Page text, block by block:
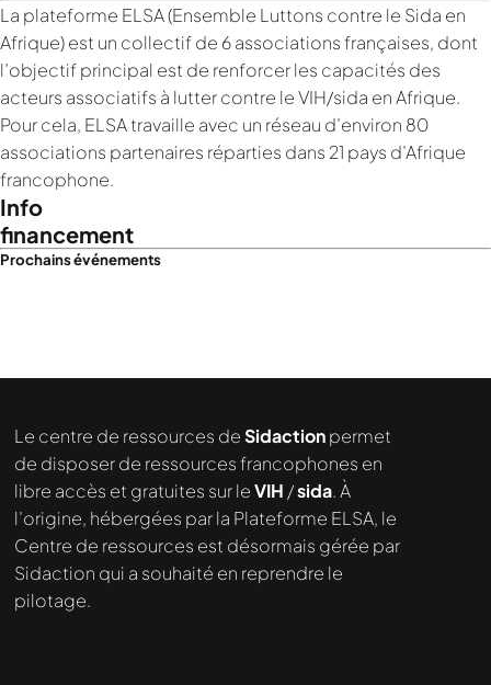
La plateforme ELSA (Ensemble Luttons contre le Sida en
Afrique) est un collectif de 6 associations françaises, dont
l’objectif principal est de renforcer les capacités des
acteurs associatifs à lutter contre le VIH/sida en Afrique.
Pour cela, ELSA travaille avec un réseau d’environ 80
associations partenaires réparties dans 21 pays d’Afrique
francophone.
Info
financement
Prochains événements
Le centre de ressources deSidactionpermet
de disposer de ressources francophones en
libre accès et gratuites sur leVIH /sida. À
l’origine, hébergées par la Plateforme ELSA, le
Centre de ressources est désormais gérée par
Sidaction qui a souhaité en reprendre le
pilotage.